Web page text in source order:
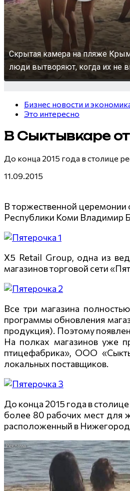
Скрытая камера на пляже
люди вытворяют, когда их не
Бизнес новости и
Это интересно
В Сыктывкаре
До конца 2015 года в столице
11.09.2015
В торжественной церемонии
Республики Коми Владимир
X5 Retail Group, одна из
магазинов торговой сети
Все три магазина
программы обновления
продукция). Поэтому
На полках магазинов уже
птицефабрика», ООО
локальных поставщиков.
До конца 2015 года в
более 80 рабочих мест для
расположенный в